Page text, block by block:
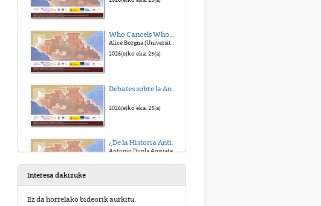
Who Cancels Whom?A Transatlantic Misunderstanding
Alice Borgna (Universitàdel PiemonteOrientale)
2026(e)ko eka. 25(a)
Debates sobre la Antigüedad, civilización y política I - Debate
2026(e)ko eka. 25(a)
¿De la Historia Antigua tradicional a la Historia Antigua global? Qué Historia Antigua para el siglo XXI
Antonio Duplá Ansuategui (UPV/EHU)
Interesa dakizuke
Ez da horrelako bideorik aurkitu.